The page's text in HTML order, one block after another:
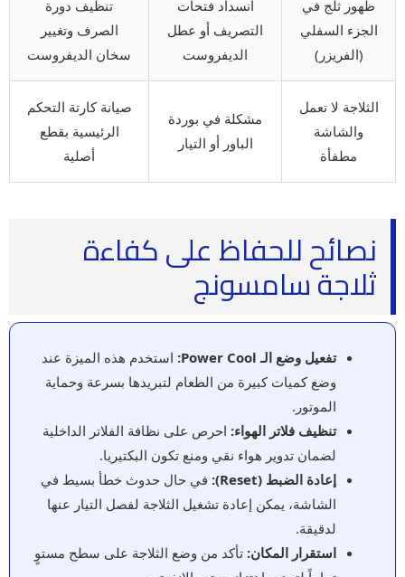
ظهور ثلج في
الجزء السفلي
(الفريزر)
انسداد فتحات
التصريف أو عطل
الديفروست
تنظيف دورة
الصرف وتغيير
سخان الديفروست
الثلاجة لا تعمل
والشاشة
مطفأة
مشكلة في بوردة
الباور أو التيار
صيانة كارتة التحكم
الرئيسية بقطع
أصلية
نصائح للحفاظ على كفاءة
ثلاجة سامسونج
تفعيل وضع الـ Power Cool:
استخدم هذه الميزة عند
وضع كميات كبيرة من الطعام لتبريدها بسرعة وحماية
الموتور.
تنظيف فلاتر الهواء: احرص على نظافة الفلاتر الداخلية
لضمان تدوير هواء نقي ومنع تكون البكتيريا.
إعادة الضبط (Reset):
في حال حدوث خطأ بسيط في
الشاشة، يمكن إعادة تشغيل الثلاجة لفصل التيار عنها
لدقيقة.
استقرار المكان: تأكد من وضع الثلاجة على سطح مستوٍ